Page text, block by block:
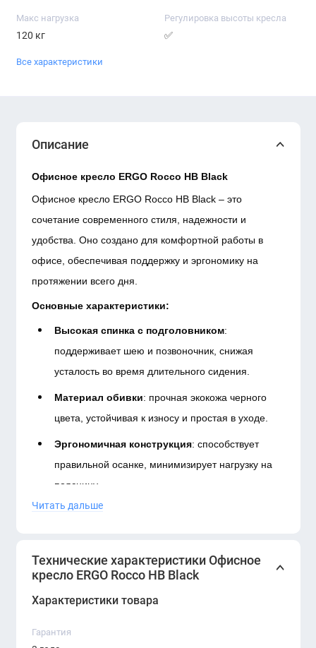
Макс нагрузка
120 кг
Регулировка высоты кресла
✅
Все характеристики
Описание
Офисное кресло ERGO Rocco HB Black
Офисное кресло ERGO Rocco HB Black – это
сочетание современного стиля, надежности и
удобства. Оно создано для комфортной работы в
офисе, обеспечивая поддержку и эргономику на
протяжении всего дня.
Основные характеристики:
Высокая спинка с подголовником:
поддерживает шею и позвоночник, снижая
усталость во время длительного сидения.
Материал обивки: прочная экокожа черного
цвета, устойчивая к износу и простая в уходе.
Эргономичная конструкция: способствует
правильной осанке, минимизирует нагрузку на
поясницу.
Система регулировки
Офисное кресло ERGO Rocco HB Black —
идеальный выбор для создания комфортного
на улучшение вашего комфорта и продуктивности.
Читать дальше
Технические характеристики Офисное
кресло ERGO Rocco HB Black
Характеристики товара
Гарантия